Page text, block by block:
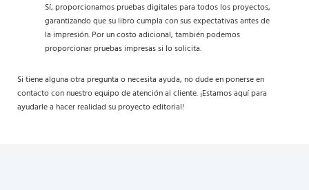
Sí, proporcionamos pruebas digitales para todos los proyectos,
garantizando que su libro cumpla con sus expectativas antes de
la impresión. Por un costo adicional, también podemos
proporcionar pruebas impresas si lo solicita.
Si tiene alguna otra pregunta o necesita ayuda, no dude en ponerse en
contacto con nuestro equipo de atención al cliente. ¡Estamos aquí para
ayudarle a hacer realidad su proyecto editorial!